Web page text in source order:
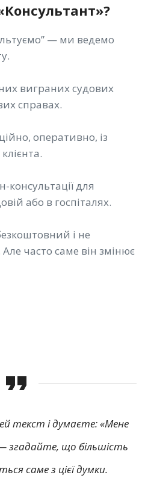
— ми ведемо
виграних судових
справах.
оперативно, із
для
або в госпіталях.
і не
Але часто саме він змінює
текст і думаєте: «Мене
згадайте, що більшість
саме з цієї думки.